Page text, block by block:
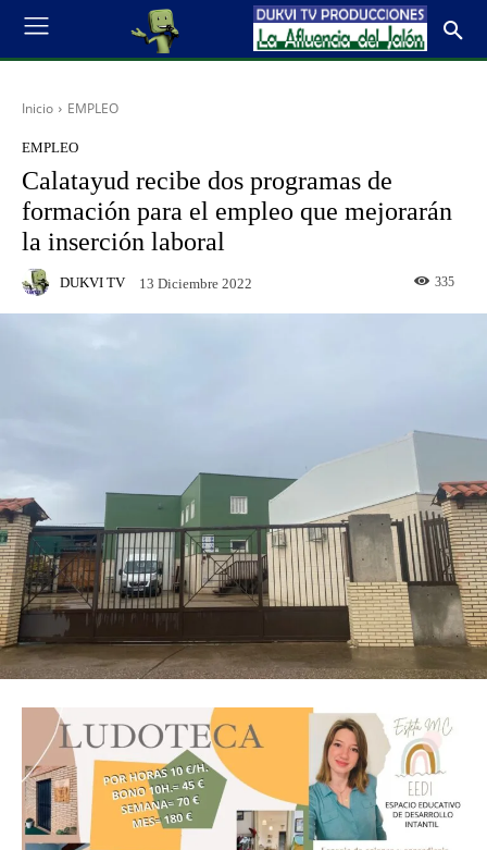
Inicio EMPLEO
EMPLEO
Calatayud recibe dos programas de
formación para el empleo que mejorarán
la inserción laboral
DUKVI TV 13 Diciembre 2022 335